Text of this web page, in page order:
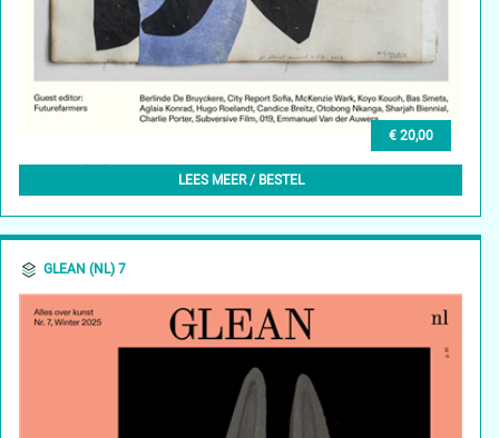
€ 20,00
GLEAN (EN) 7, SPRING2025
LEES MEER / BESTEL
GLEAN (NL) 7